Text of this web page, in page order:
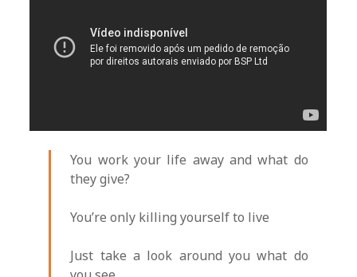
You work your life away and what do
they give?
You’re only killing yourself to live
Just take a look around you what do